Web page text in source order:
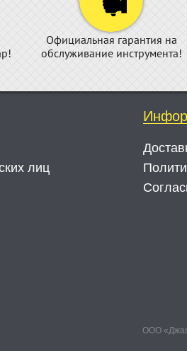
Официальная гарантия на
обслуживание инструмента!
лиц
ООО